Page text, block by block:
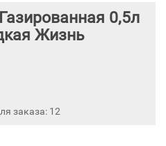
0,5л
Жизнь
заказа: 12